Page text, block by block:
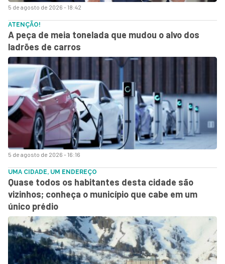
5 de agosto de 2026 - 18:42
5 de agosto de 2026 - 16:16
ATENÇÃO!
A peça de meia tonelada que mudou o alvo dos
ladrões de carros
UMA CIDADE, UM ENDEREÇO
Quase todos os habitantes desta cidade são
vizinhos; conheça o município que cabe em um
único prédio